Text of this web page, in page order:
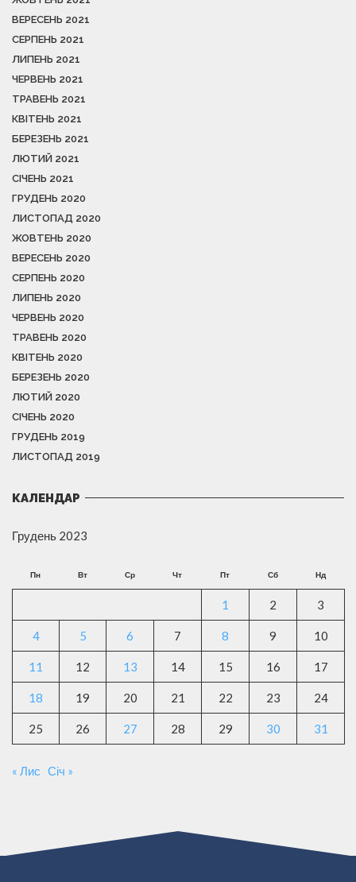
ВЕРЕСЕНЬ 2021
СЕРПЕНЬ 2021
ЛИПЕНЬ 2021
ЧЕРВЕНЬ 2021
ТРАВЕНЬ 2021
КВІТЕНЬ 2021
БЕРЕЗЕНЬ 2021
ЛЮТИЙ 2021
СІЧЕНЬ 2021
ГРУДЕНЬ 2020
ЛИСТОПАД 2020
ЖОВТЕНЬ 2020
ВЕРЕСЕНЬ 2020
СЕРПЕНЬ 2020
ЛИПЕНЬ 2020
ЧЕРВЕНЬ 2020
ТРАВЕНЬ 2020
КВІТЕНЬ 2020
БЕРЕЗЕНЬ 2020
ЛЮТИЙ 2020
СІЧЕНЬ 2020
ГРУДЕНЬ 2019
ЛИСТОПАД 2019
КАЛЕНДАР
Грудень 2023
Пн Вт Ср Чт Пт Сб Нд
1 2 3
4 5 6 7 8 9 10
11 12 13 14 15 16 17
18 19 20 21 22 23 24
25 26 27 28 29 30 31
« Лис Січ »